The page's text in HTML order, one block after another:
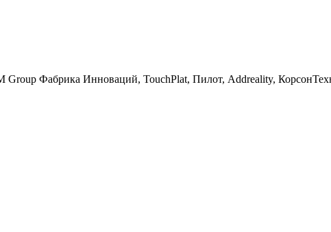
Фабрика Инноваций, TouchPlat, Пилот, Addreality,